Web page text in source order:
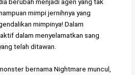
mimpi jernihnya yang
mimpinya! Dalam
dalam menyelamatkan sang
telah ditawan.
bernama Nightmare muncul,